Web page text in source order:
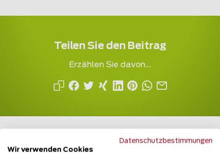
Teilen Sie den Beitrag
Erzählen Sie davon...
Datenschutzbestimmungen
Wir verwenden Cookies